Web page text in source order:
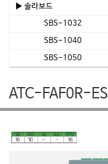
▶ 솔라보드
SBS-1032
SBS-1040
SBS-1050
ATC-FAF0R-ES